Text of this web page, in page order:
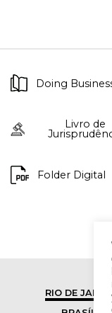
Doing
Livro de
Folder Digital
RIO DE